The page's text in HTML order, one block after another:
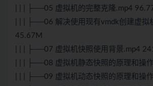
| | | ├──05 虚拟机的完整克隆.mp4
| | | ├──06 解决使用现有vmdk创建虚拟
45.67M
| | | ├──07 虚拟机快照使用背景.mp4
| | | ├──08 虚拟机静态快照的原理和操
| | | ├──09 虚拟机动态快照的原理和操